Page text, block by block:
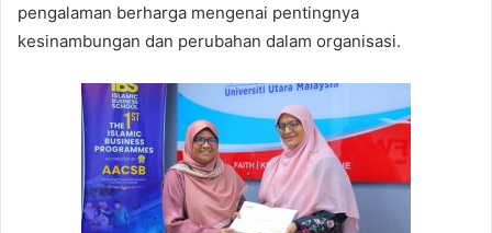
pengalaman berharga mengenai pentingnya
kesinambungan dan perubahan dalam organisasi.